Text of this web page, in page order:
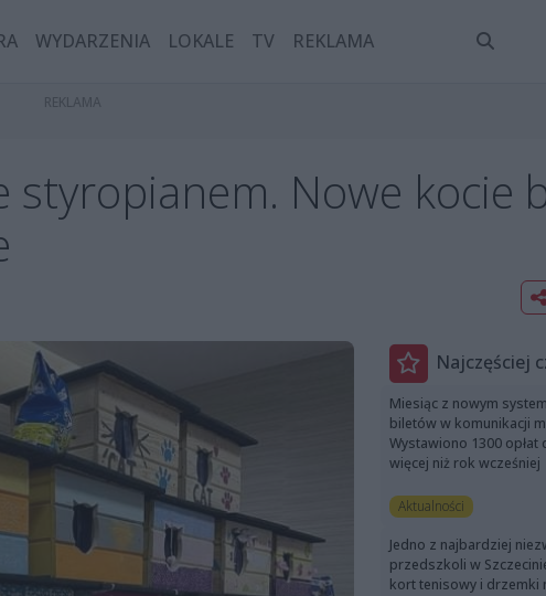
WYDARZENIA LOKALE TV REKLAMA
Nowe kocie
Najczęściej
Miesiąc z nowym
biletów w komunikacji
Wystawiono 1300 opłat
więcej niż rok wcześniej
Aktualności
Jedno z najbardziej
przedszkoli w
kort tenisowy i drzemki